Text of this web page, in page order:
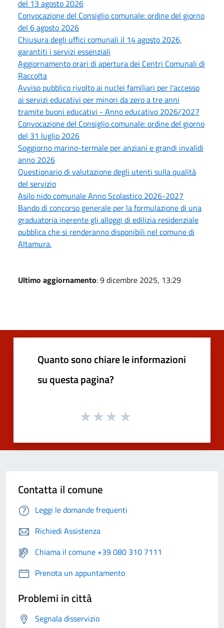
del 13 agosto 2026
Convocazione del Consiglio comunale: ordine del giorno
del 6 agosto 2026
Chiusura degli uffici comunali il 14 agosto 2026,
garantiti i servizi essenziali
Aggiornamento orari di apertura dei Centri Comunali di
Raccolta
Avviso pubblico rivolto ai nuclei familiari per l'accesso
ai servizi educativi per minori da zero a tre anni
tramite buoni educativi - Anno educativo 2026/2027
Convocazione del Consiglio comunale: ordine del giorno
del 31 luglio 2026
Soggiorno marino-termale per anziani e grandi invalidi
anno 2026
Questionario di valutazione degli utenti sulla qualità
del servizio
Asilo nido comunale Anno Scolastico 2026-2027
Bando di concorso generale per la formulazione di una
graduatoria inerente gli alloggi di edilizia residenziale
pubblica che si renderanno disponibili nel comune di
Altamura.
Ultimo aggiornamento: 9 dicembre 2025, 13:29
Quanto sono chiare le informazioni
su questa pagina?
Contatta il comune
Leggi le domande frequenti
Richiedi Assistenza
Chiama il comune +39 080 310 7111
Prenota un appuntamento
Problemi in città
Segnala disservizio